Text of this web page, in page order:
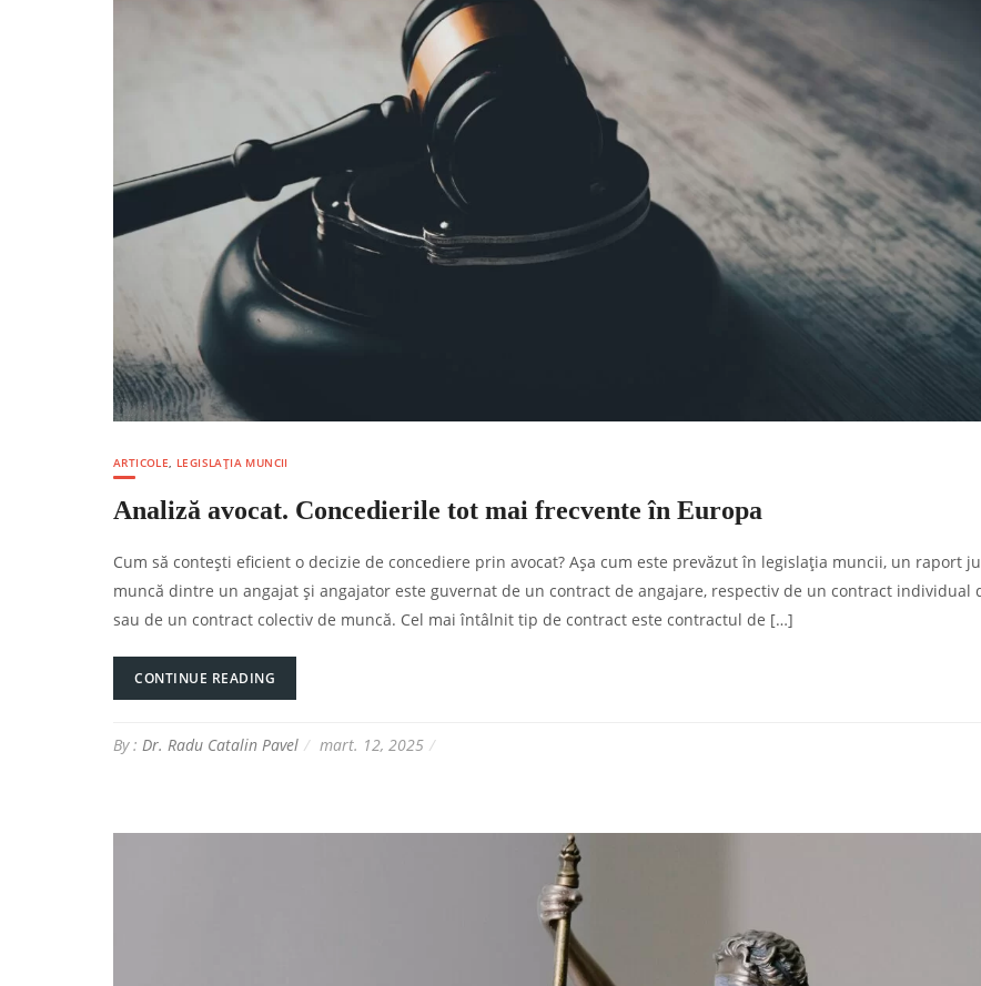
ARTICOLE LEGISLAȚIA MUNCII
Analiză avocat. Concedierile tot mai frecvente în Europa
Cum să contești eficient o decizie de concediere prin avocat? Așa cum este prevăzut în legislația muncii, un raport
muncă dintre un angajat și angajator este guvernat de un contract de angajare, respectiv de un contract individual
sau de un contract colectiv de muncă. Cel mai întâlnit tip de contract este contractul de […]
CONTINUE READING
By : Dr. Radu Catalin Pavel mart. 12, 2025